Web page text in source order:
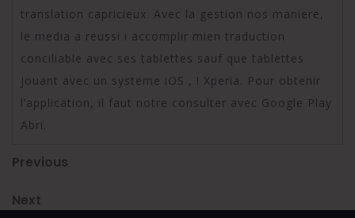
translation capricieux. Avec la gestion nos maniere,
le media a reussi i accomplir mien traduction
conciliable avec ses tablettes sauf que tablettes
jouant avec un systeme iOS , ! Xperia. Pour obtenir
l’application, il faut notre consulter avec Google Play
Abri.
Post
navigation
Previous
Previous
Next
Next